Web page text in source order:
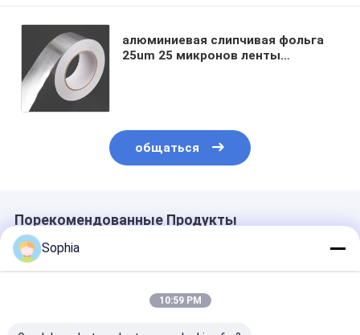
алюминиевая слипчивая фольга
25um 25 микронов ленты
общаться
Порекомендованные Продукты
Sophia
10:59 PM